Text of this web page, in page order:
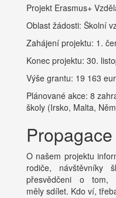
Projekt Erasmus+
Oblast žádosti: Školní
Zahájení projektu: 1.
Konec projektu: 30.
Výše grantu: 19 163
Plánované akce: 8
školy (Irsko, Malta,
O našem projektu
rodiče, návštěvníky
přesvědčeni o
měly sdílet. Kdo ví,